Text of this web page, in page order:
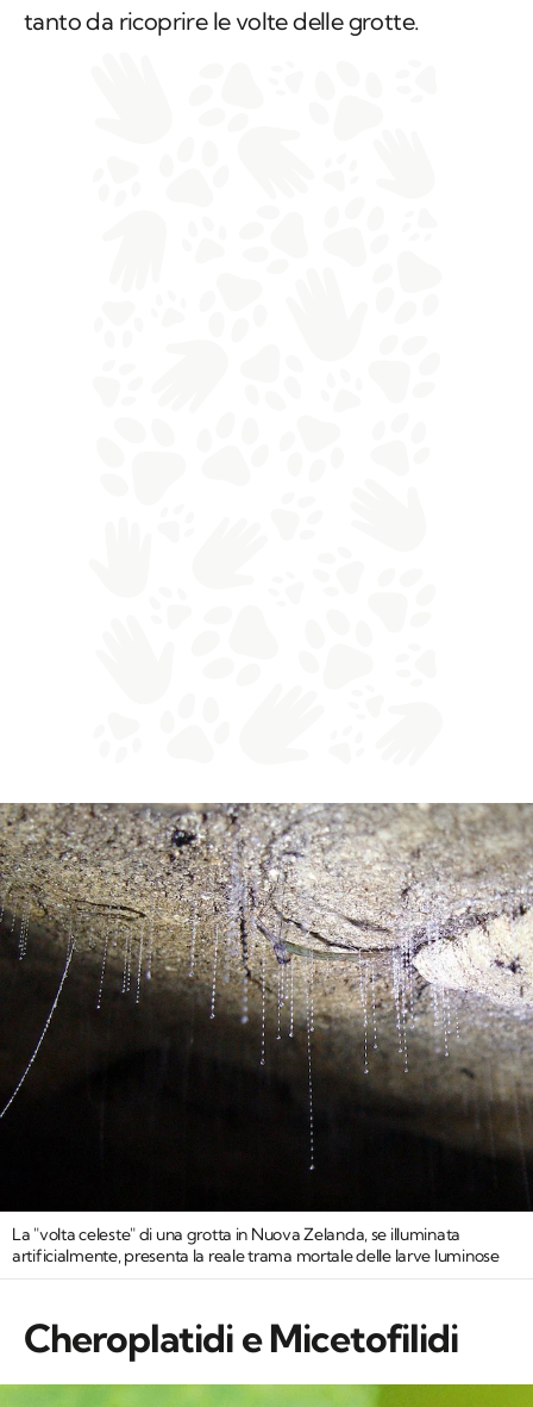
tanto da ricoprire le volte delle grotte.
La "volta celeste" di una grotta in Nuova Zelanda, se illuminata
artificialmente, presenta la reale trama mortale delle larve luminose
Cheroplatidi e Micetofilidi